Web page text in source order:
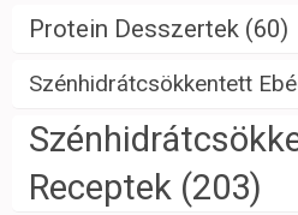
Protein Desszertek (60)
Szénhidrátcsökkentett
Receptek (203)